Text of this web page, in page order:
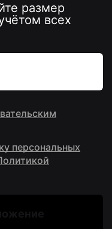
размер
всех
персональных